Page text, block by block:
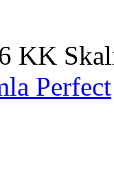
KK
Perfect